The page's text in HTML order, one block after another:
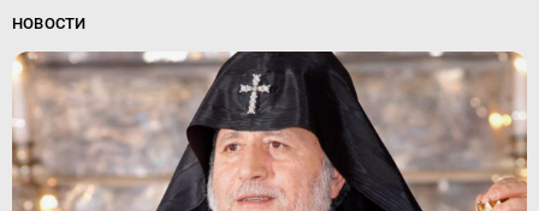
НОВОСТИ